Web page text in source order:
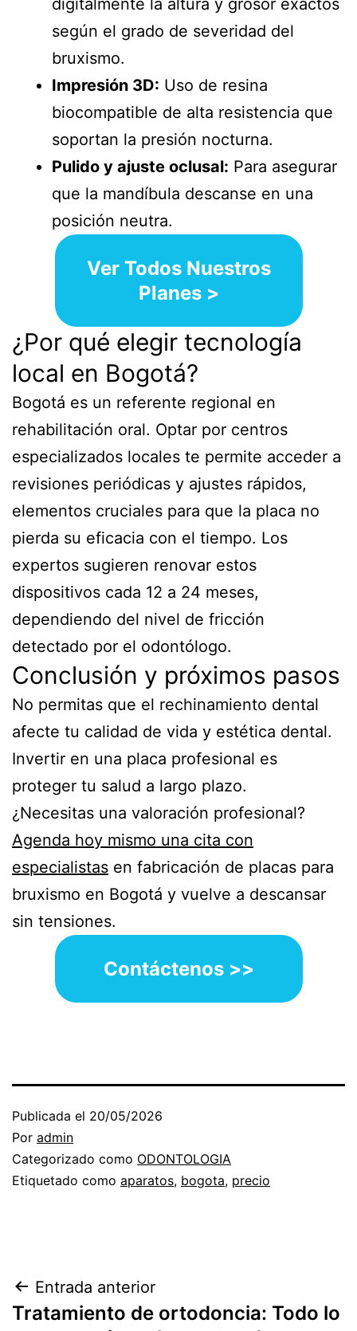
según el grado de severidad del
bruxismo.
Impresión 3D: Uso de resina
biocompatible de alta resistencia que
soportan la presión nocturna.
Pulido y ajuste oclusal: Para asegurar
que la mandíbula descanse en una
posición neutra.
Ver Todos Nuestros
Planes >
¿Por qué elegir tecnología
local en Bogotá?
Bogotá es un referente regional en
rehabilitación oral. Optar por centros
especializados locales te permite acceder a
revisiones periódicas y ajustes rápidos,
elementos cruciales para que la placa no
pierda su eficacia con el tiempo. Los
expertos sugieren renovar estos
dispositivos cada 12 a 24 meses,
dependiendo del nivel de fricción
detectado por el odontólogo.
Conclusión y próximos pasos
No permitas que el rechinamiento dental
afecte tu calidad de vida y estética dental.
Invertir en una placa profesional es
proteger tu salud a largo plazo.
¿Necesitas una valoración profesional?
Agenda hoy mismo una cita con
especialistas en fabricación de placas para
bruxismo en Bogotá y vuelve a descansar
sin tensiones.
Contáctenos >>
Publicada el 20/05/2026
Por admin
Categorizado como ODONTOLOGIA
Etiquetado como aparatos, bogota, precio
Navegación
Entrada anterior
Tratamiento de ortodoncia: Todo lo